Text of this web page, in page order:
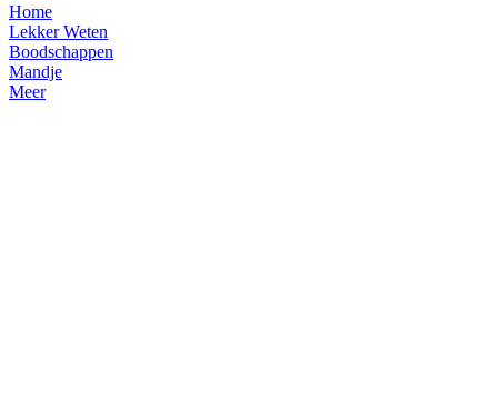
Home
Lekker Weten
Boodschappen
Mandje
Meer